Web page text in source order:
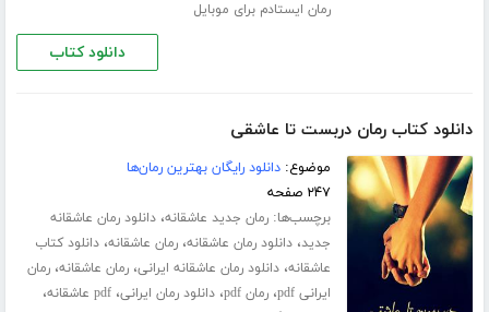
رمان ایستادم برای موبایل
دانلود کتاب
دانلود کتاب رمان دربست تا عاشقی
موضوع:دانلود رایگان بهترین رمان‌ها
۲۴۷ صفحه
برچسب‌ها:رمان جدید عاشقانه،دانلود رمان عاشقانه
جدید،دانلود رمان عاشقانه،رمان عاشقانه،دانلود کتاب
عاشقانه،دانلود رمان عاشقانه ایرانی،رمان عاشقانه،رمان
ایرانی pdf
،رمان pdf ،دانلود رمان ایرانی،pdf عاشقانه ،